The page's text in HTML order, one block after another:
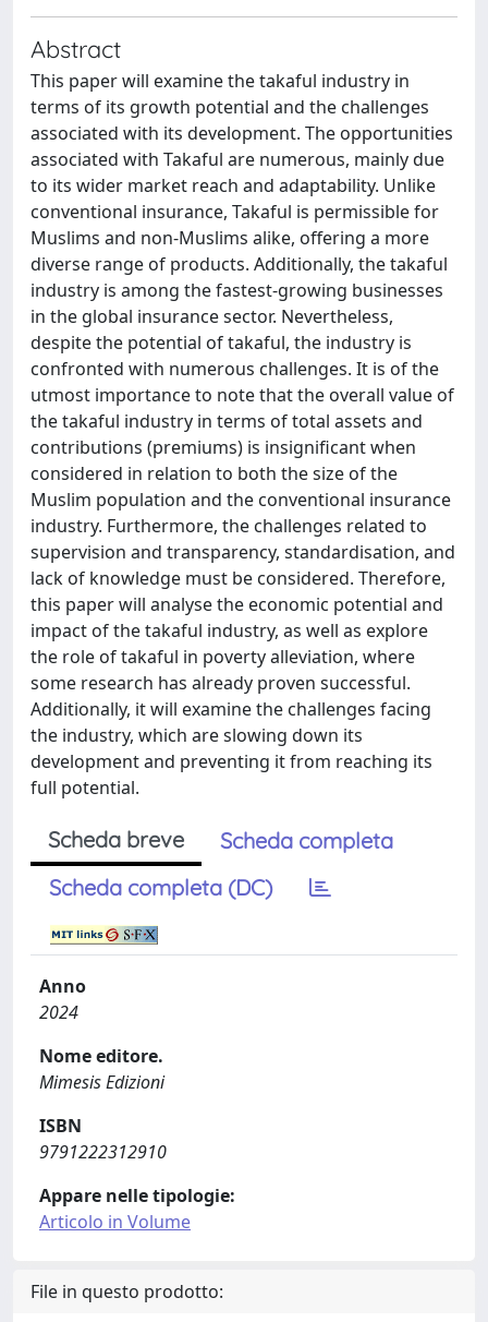
Abstract
This paper will examine the takaful industry in
terms of its growth potential and the challenges
associated with its development. The opportunities
associated with Takaful are numerous, mainly due
to its wider market reach and adaptability. Unlike
conventional insurance, Takaful is permissible for
Muslims and non-Muslims alike, offering a more
diverse range of products. Additionally, the takaful
industry is among the fastest-growing businesses
in the global insurance sector. Nevertheless,
despite the potential of takaful, the industry is
confronted with numerous challenges. It is of the
utmost importance to note that the overall value of
the takaful industry in terms of total assets and
contributions (premiums) is insignificant when
considered in relation to both the size of the
Muslim population and the conventional insurance
industry. Furthermore, the challenges related to
supervision and transparency, standardisation, and
lack of knowledge must be considered. Therefore,
this paper will analyse the economic potential and
impact of the takaful industry, as well as explore
the role of takaful in poverty alleviation, where
some research has already proven successful.
Additionally, it will examine the challenges facing
the industry, which are slowing down its
development and preventing it from reaching its
full potential.
Scheda breve
Scheda completa
Scheda completa (DC)
Anno
2024
Nome editore.
Mimesis Edizioni
ISBN
9791222312910
Appare nelle tipologie:
Articolo in Volume
File in questo prodotto: